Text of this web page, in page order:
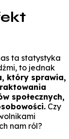
ta statystyka
to jednak
który sprawia,
społecznych,
Czy
nam ról?